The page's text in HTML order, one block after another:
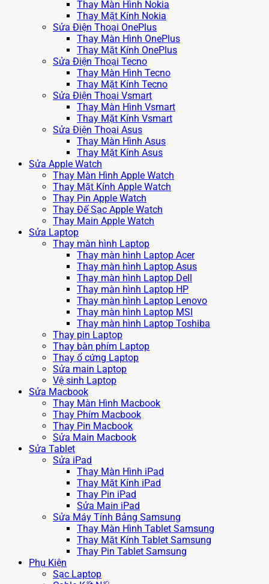
Thay Màn Hình Nokia
Thay Mặt Kính Nokia
Sửa Điện Thoại OnePlus
Thay Màn Hình OnePlus
Thay Mặt Kính OnePlus
Sửa Điện Thoại Tecno
Thay Màn Hình Tecno
Thay Mặt Kính Tecno
Sửa Điện Thoại Vsmart
Thay Màn Hình Vsmart
Thay Mặt Kính Vsmart
Sửa Điện Thoại Asus
Thay Màn Hình Asus
Thay Mặt Kính Asus
Sửa Apple Watch
Thay Màn Hình Apple Watch
Thay Mặt Kính Apple Watch
Thay Pin Apple Watch
Thay Đế Sạc Apple Watch
Thay Main Apple Watch
Sửa Laptop
Thay màn hình Laptop
Thay màn hình Laptop Acer
Thay màn hình Laptop Asus
Thay màn hình Laptop Dell
Thay màn hình Laptop HP
Thay màn hình Laptop Lenovo
Thay màn hình Laptop MSI
Thay màn hình Laptop Toshiba
Thay pin Laptop
Thay bàn phím Laptop
Thay ổ cứng Laptop
Sửa main Laptop
Vệ sinh Laptop
Sửa Macbook
Thay Màn Hình Macbook
Thay Phím Macbook
Thay Pin Macbook
Sửa Main Macbook
Sửa Tablet
Sửa iPad
Thay Màn Hình iPad
Thay Mặt Kính iPad
Thay Pin iPad
Sửa Main iPad
Sửa Máy Tính Bảng Samsung
Thay Màn Hình Tablet Samsung
Thay Mặt Kính Tablet Samsung
Thay Pin Tablet Samsung
Phụ Kiện
Sạc Laptop